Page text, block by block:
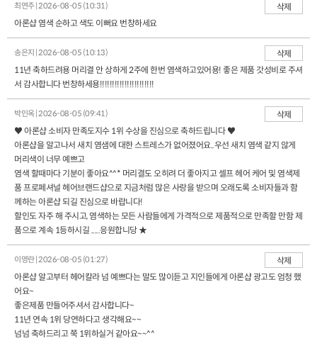
최연주 | 2026-08-05 (10:31)
삭제
아론샵 염색 순하고 색도 이뻐요 번창하세요
송은지 | 2026-08-05 (10:13)
삭제
11년 축하드려용 머리결 안 상하게 2주에 한번 염색하고있어용! 좋은 제품 갓성비로 주셔
서 감사합니다 번창하세용!!!!!!!!!!!!!!!!!!!!!!
박인옥 | 2026-08-05 (09:41)
삭제
♥ 아론샵 소비자 만족도지수 1위 수상을 진심으로 축하드립니다 ♥
아론샵을 알고나서 새치 염샘에 대한 스트레스가 없어졌어요..우선 새치 염색 같지 않게
머리색이 너무 예쁘고
염색 할때마다 기분이 좋아요^^* 머리결도 오히려 더 좋아지고 셀프 헤어 케어 및 염색제
품 프로페셔널 헤어브랜드샵으로 지금처럼 많은 사랑을 받으며 오래도록 소비자들과 함
께하는 아론샵 되길 진심으로 바랍니다!
할인도 자주 해 주시고, 염색하는 모든 사람들에게 가격적으로 제품적으로 만족할 만함 제
품으로 계속 1등하시길 .....응원합니당 ★
이영란 | 2026-08-05 (01:27)
삭제
아론샵 알고부터 헤어칼라 넘 예쁘다는 말도 많이듣고 지인들에게 아론샵 광고도 엄청 했
어요~
좋은제품 만들어주셔서 감사합니다~
11년 연속 1위 당연하다고 생각해요~~
넘넘 축하드리고 쭉 1위하실거 같아요~~^^